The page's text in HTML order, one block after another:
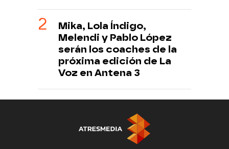
Mika, Lola Índigo,
Melendi y Pablo López
serán los coaches de la
próxima edición de La
Voz en Antena 3